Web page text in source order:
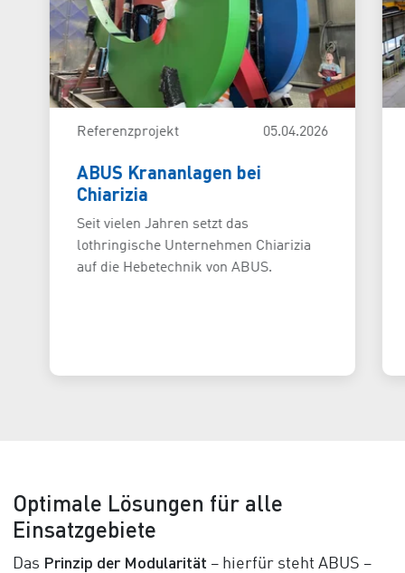
Referenzprojekt 05.04.2026
ABUS Krananlagen bei
Chiarizia
Seit vielen Jahren setzt das
lothringische Unternehmen Chiarizia
auf die Hebetechnik von ABUS.
Optimale Lösungen für alle
Einsatzgebiete
Das Prinzip der Modularität – hierfür steht ABUS –